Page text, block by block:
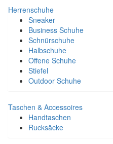
Herrenschuhe
Sneaker
Business Schuhe
Schnürschuhe
Halbschuhe
Offene Schuhe
Stiefel
Outdoor Schuhe
Taschen & Accessoires
Handtaschen
Rucksäcke